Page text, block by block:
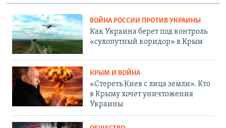
ВОЙНА РОССИИ ПРОТИВ УКРАИНЫ
Как Украина берет под контроль
«сухопутный коридор» в Крым
КРЫМ И ВОЙНА
«Стереть Киев с лица земли». Кто
в Крыму хочет уничтожения
Украины